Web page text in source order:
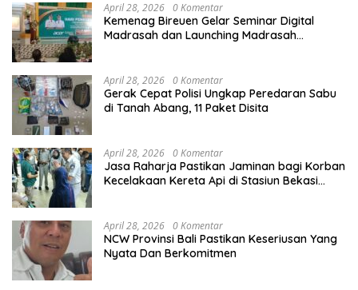
April 28, 2026 0 Komentar
Kemenag Bireuen Gelar Seminar Digital
Madrasah dan Launching Madrasah
April 28, 2026 0 Komentar
Gerak Cepat Polisi Ungkap Peredaran Sabu
di Tanah Abang, 11 Paket Disita
April 28, 2026 0 Komentar
Jasa Raharja Pastikan Jaminan bagi Korban
Kecelakaan Kereta Api di Stasiun Bekasi
April 28, 2026 0 Komentar
NCW Provinsi Bali Pastikan Keseriusan Yang
Nyata Dan Berkomitmen